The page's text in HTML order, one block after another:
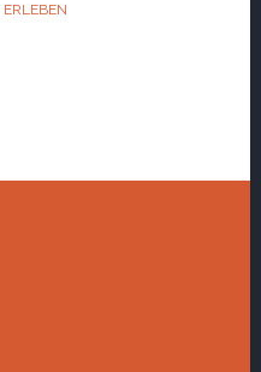
ERLEBEN